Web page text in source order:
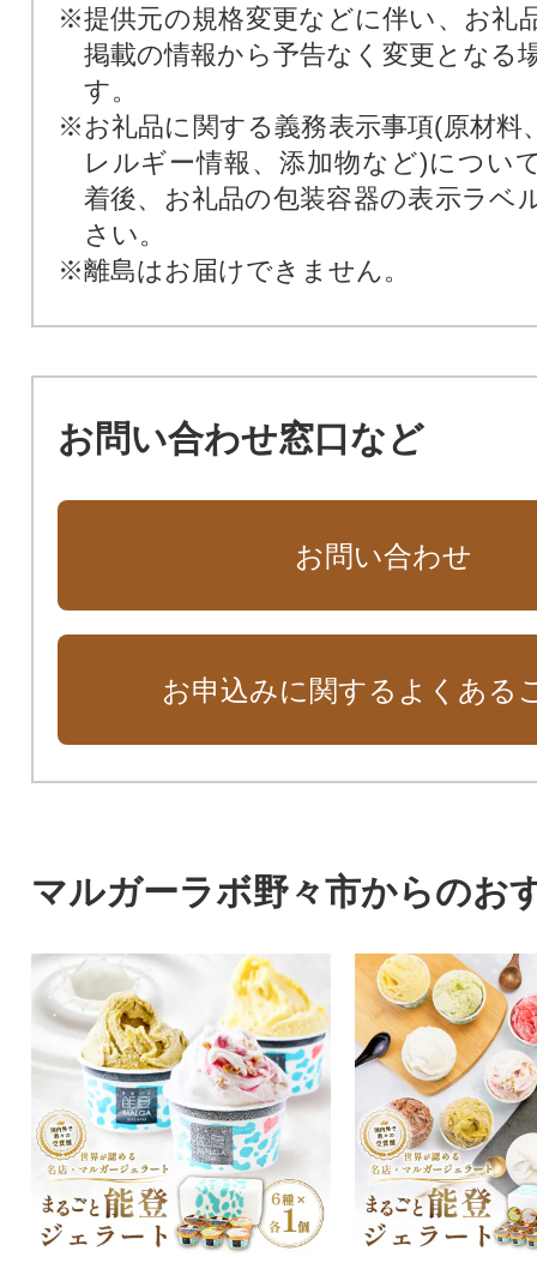
※提供元の規格変更などに伴い、お礼
掲載の情報から予告なく変更となる
す。
※お礼品に関する義務表示事項(原材料
レルギー情報、添加物など)につい
着後、お礼品の包装容器の表示ラベ
さい。
※離島はお届けできません。
お問い合わせ窓口など
お問い合わせ
お申込みに関するよくある
マルガーラボ野々市からのお